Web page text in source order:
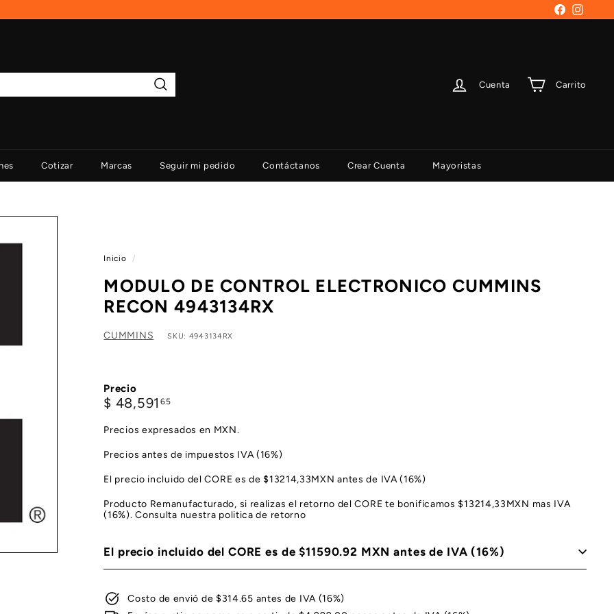
Facebook
Buscar
Cuenta Carrito
Cotizar Marcas Seguir mi pedido Contáctanos Crear Cuenta Mayoristas
Inicio /
MODULO DE CONTROL ELECTRONICO CUMMINS
RECON 4943134RX
CUMMINS SKU: 4943134RX
Precio
Precio
$ 48,591 65$
Precios expresados en MXN.
Precios antes de impuestos IVA (16%)
El precio incluido del CORE es de $13214,33MXN antes de IVA (16%)
Producto Remanufacturado, si realizas el retorno del CORE te bonificamos $13214,33MXN mas IVA
(16%). Consulta nuestra politica de retorno
El precio incluido del CORE es de $11590.92 MXN antes de IVA (16%)
Costo de envió de $314.65 antes de IVA (16%)